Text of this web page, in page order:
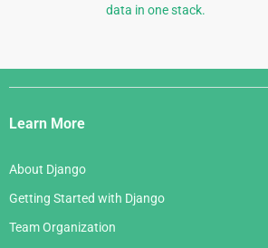
data in one stack.
Django
Links
Learn More
About Django
Getting Started with Django
Team Organization